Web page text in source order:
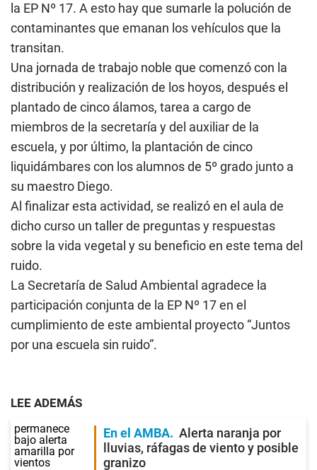
la EP Nº 17. A esto hay que sumarle la polución de
contaminantes que emanan los vehículos que la
transitan.
Una jornada de trabajo noble que comenzó con la
distribución y realización de los hoyos, después el
plantado de cinco álamos, tarea a cargo de
miembros de la secretaría y del auxiliar de la
escuela, y por último, la plantación de cinco
liquidámbares con los alumnos de 5º grado junto a
su maestro Diego.
Al finalizar esta actividad, se realizó en el aula de
dicho curso un taller de preguntas y respuestas
sobre la vida vegetal y su beneficio en este tema del
ruido.
La Secretaría de Salud Ambiental agradece la
participación conjunta de la EP Nº 17 en el
cumplimiento de este ambiental proyecto “Juntos
por una escuela sin ruido”.
LEE ADEMÁS
En el AMBA
Alerta naranja por
lluvias, ráfagas de viento y posible
granizo